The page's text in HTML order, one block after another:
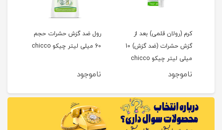
رول ضد گزش حشرات حجم
60 میلی لیتر چیکو chicco
ناموجود
محافظ و ضربه گیر سر نوزاد
طرح خرگوش baby dream
ناموجود